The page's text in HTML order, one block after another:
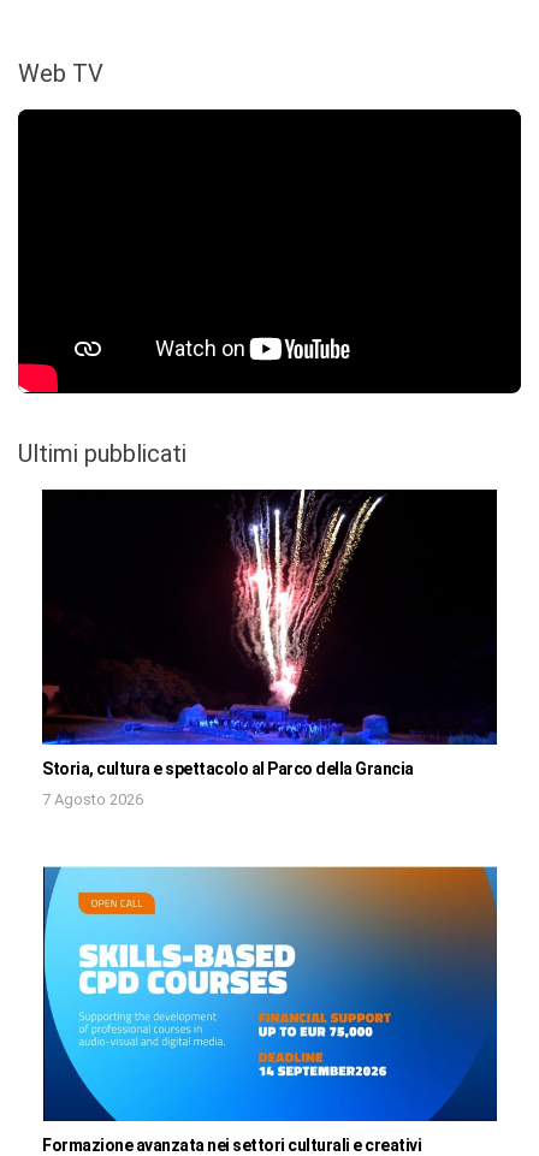
Web TV
Ultimi pubblicati
Storia, cultura e spettacolo al Parco della Grancia
7 Agosto 2026
Formazione avanzata nei settori culturali e creativi